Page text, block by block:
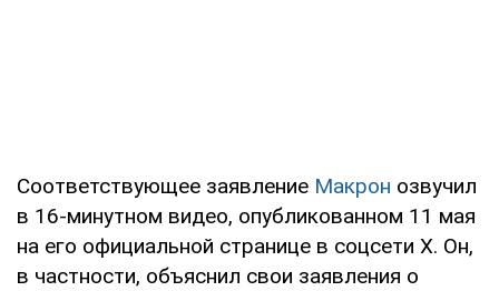
Соответствующее заявление Макрон озвучил
в 16-минутном видео, опубликованном 11 мая
на его официальной странице в соцсети Х. Он,
в частности, объяснил свои заявления о